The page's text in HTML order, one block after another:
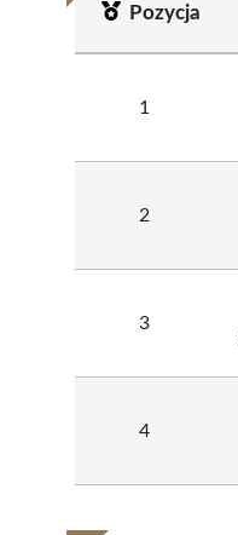
Pozycja
1
2
3
4